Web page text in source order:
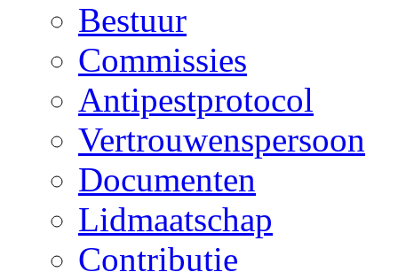
Bestuur
Commissies
Antipestprotocol
Vertrouwenspersoon
Documenten
Lidmaatschap
Contributie